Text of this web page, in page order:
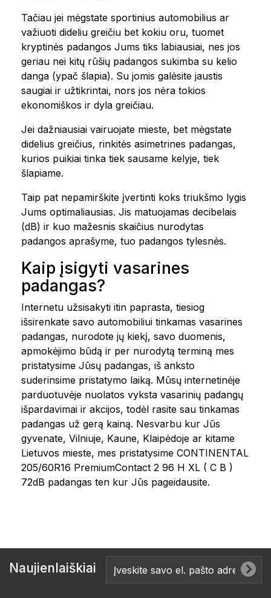
Tačiau jei mėgstate sportinius automobilius ar
važiuoti dideliu greičiu bet kokiu oru, tuomet
kryptinės padangos Jums tiks labiausiai, nes jos
geriau nei kitų rūšių padangos sukimba su kelio
danga (ypač šlapia). Su jomis galėsite jaustis
saugiai ir užtikrintai, nors jos nėra tokios
ekonomiškos ir dyla greičiau.
Jei dažniausiai vairuojate mieste, bet mėgstate
didelius greičius, rinkitės asimetrines padangas,
kurios puikiai tinka tiek sausame kelyje, tiek
šlapiame.
Taip pat nepamirškite įvertinti koks triukšmo lygis
Jums optimaliausias. Jis matuojamas decibelais
(dB) ir kuo mažesnis skaičius nurodytas
padangos aprašyme, tuo padangos tylesnės.
Kaip įsigyti vasarines
padangas?
Internetu užsisakyti itin paprasta, tiesiog
išsirenkate savo automobiliui tinkamas vasarines
padangas, nurodote jų kiekį, savo duomenis,
apmokėjimo būdą ir per nurodytą terminą mes
pristatysime Jūsų padangas, iš anksto
suderinsime pristatymo laiką. Mūsų internetinėje
parduotuvėje nuolatos vyksta vasarinių padangų
išpardavimai ir akcijos, todėl rasite sau tinkamas
padangas už gerą kainą. Nesvarbu kur Jūs
gyvenate, Vilniuje, Kaune, Klaipėdoje ar kitame
Lietuvos mieste, mes pristatysime CONTINENTAL
205/60R16 PremiumContact 2 96 H XL ( C B )
72dB padangas ten kur Jūs pageidausite.
Naujienlaiškiai